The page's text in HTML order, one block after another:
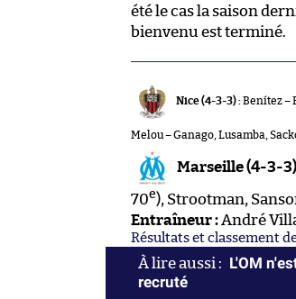
été le cas la saison
bienvenu est terminé.
Nice (4-3-3) : Benítez –
Melou – Ganago, Lusamba,
Marseille (4-3-
70e), Strootman,
Entraîneur :André
Résultats et classement
L'OM
recruté